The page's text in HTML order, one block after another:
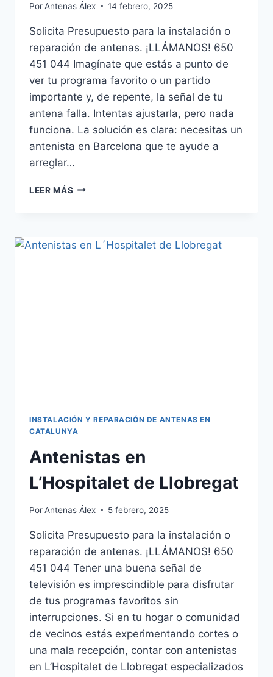
PorAntenas Álex 14 febrero, 2025
Solicita Presupuesto para la instalación o
reparación de antenas. ¡LLÁMANOS! 650
451 044 Imagínate que estás a punto de
ver tu programa favorito o un partido
importante y, de repente, la señal de tu
antena falla. Intentas ajustarla, pero nada
funciona. La solución es clara: necesitas un
antenista en Barcelona que te ayude a
arreglar…
LEER MÁS ANTENISTAS
INSTALACIÓN Y REPARACIÓN DE ANTENAS EN
CATALUNYA
Antenistas en
L’Hospitalet de Llobregat
PorAntenas Álex 5 febrero, 2025
Solicita Presupuesto para la instalación o
reparación de antenas. ¡LLÁMANOS! 650
451 044 Tener una buena señal de
televisión es imprescindible para disfrutar
de tus programas favoritos sin
interrupciones. Si en tu hogar o comunidad
de vecinos estás experimentando cortes o
una mala recepción, contar con antenistas
en L’Hospitalet de Llobregat especializados